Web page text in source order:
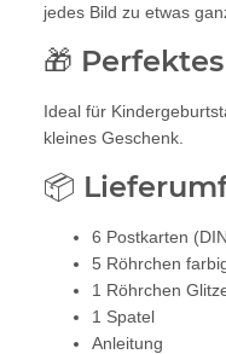
jedes Bild zu etwas
🎁
Ideal für
kleines Geschenk.
📦
6 Postkarten
5 Röhrchen
1 Röhrchen
1 Spatel
Anleitung